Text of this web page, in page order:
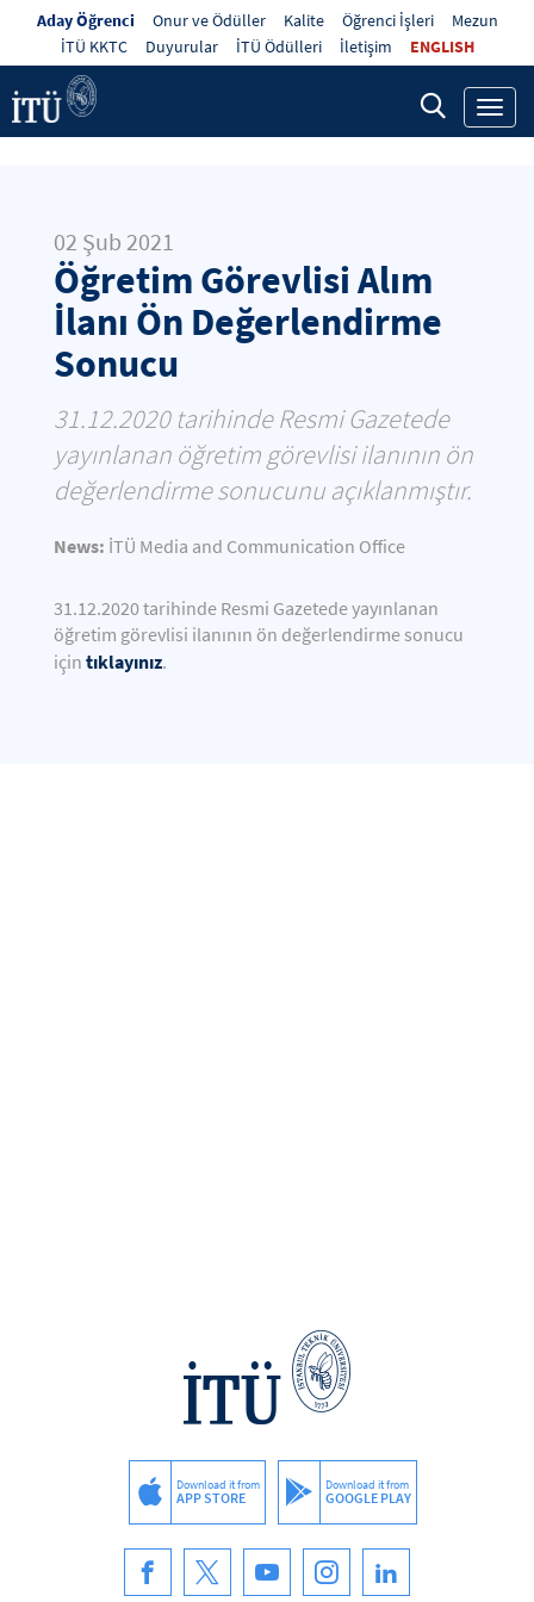
Aday Öğrenci Onur ve Ödüller Kalite Öğrenci İşleri
Mezun
İTÜ KKTC
Duyurular İTÜ Ödülleri İletişim ENGLISH
02 Şub 2021
Öğretim Görevlisi Alım
İlanı Ön Değerlendirme
Sonucu
31.12.2020 tarihinde Resmi Gazetede
yayınlanan öğretim görevlisi ilanının ön
değerlendirme sonucunu açıklanmıştır.
News: İTÜ Media and Communication Office
31.12.2020 tarihinde Resmi Gazetede yayınlanan
öğretim görevlisi ilanının ön değerlendirme sonucu
için tıklayınız.
Download it from
APP STORE
Download it from
GOOGLE PLAY